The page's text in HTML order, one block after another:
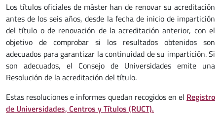
Los títulos oficiales de máster han de renovar su acreditación
antes de los seis años, desde la fecha de inicio de impartición
del título o de renovación de la acreditación anterior, con el
objetivo de comprobar si los resultados obtenidos son
adecuados para garantizar la continuidad de su impartición. Si
son adecuados, el Consejo de Universidades emite una
Resolución de la acreditación del título.
Estas resoluciones e informes quedan recogidos en el Registro
de Universidades, Centros y Títulos (RUCT).